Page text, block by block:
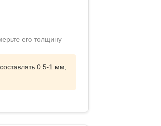
его толщину
0.5-1 мм,